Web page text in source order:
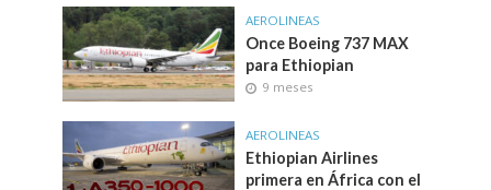
AEROLINEAS
Once Boeing 737 MAX
para Ethiopian
9 meses
AEROLINEAS
Ethiopian Airlines
primera en África con el